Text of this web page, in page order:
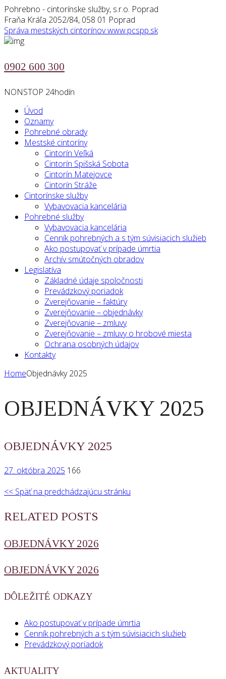
Pohrebno - cintorínske služby, s.r.o. Poprad
Fraňa Kráľa 2052/84, 058 01 Poprad
Správa mestských cintorínovwww.pcspp.sk
0902 600 300
NONSTOP 24hodín
Úvod
Oznamy
Pohrebné obrady
Mestské cintoríny
Cintorín Veľká
Cintorín Spišská Sobota
Cintorín Matejovce
Cintorín Stráže
Cintorínske služby
Vybavovacia kancelária
Pohrebné služby
Vybavovacia kancelária
Cenník pohrebných a s tým súvisiacich služieb
Ako postupovať v prípade úmrtia
Archív smútočných obradov
Legislatíva
Základné údaje spoločnosti
Prevádzkový poriadok
Zverejňovanie – faktúry
Zverejňovanie – objednávky
Zverejňovanie – zmluvy
Zverejňovanie – zmluvy o hrobové miesta
Ochrana osobných údajov
Kontakty
HomeObjednávky 2025
OBJEDNÁVKY 2025
OBJEDNÁVKY 2025
27. októbra 2025 166
<< Späť na predchádzajúcu stránku
RELATED POSTS
OBJEDNÁVKY 2026
OBJEDNÁVKY 2026
DÔLEŽITÉ ODKAZY
Ako postupovať v prípade úmrtia
Cenník pohrebných a s tým súvisiacich služieb
Prevádzkový poriadok
AKTUALITY